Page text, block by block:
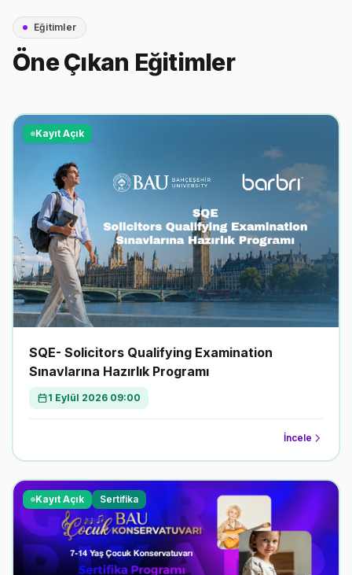
Eğitimler
Öne Çıkan Eğitimler
Kayıt Açık
SQE- Solicitors Qualifying Examination
Sınavlarına Hazırlık Programı
1 Eylül 2026 09:00
İncele
Kayıt Açık Sertifika